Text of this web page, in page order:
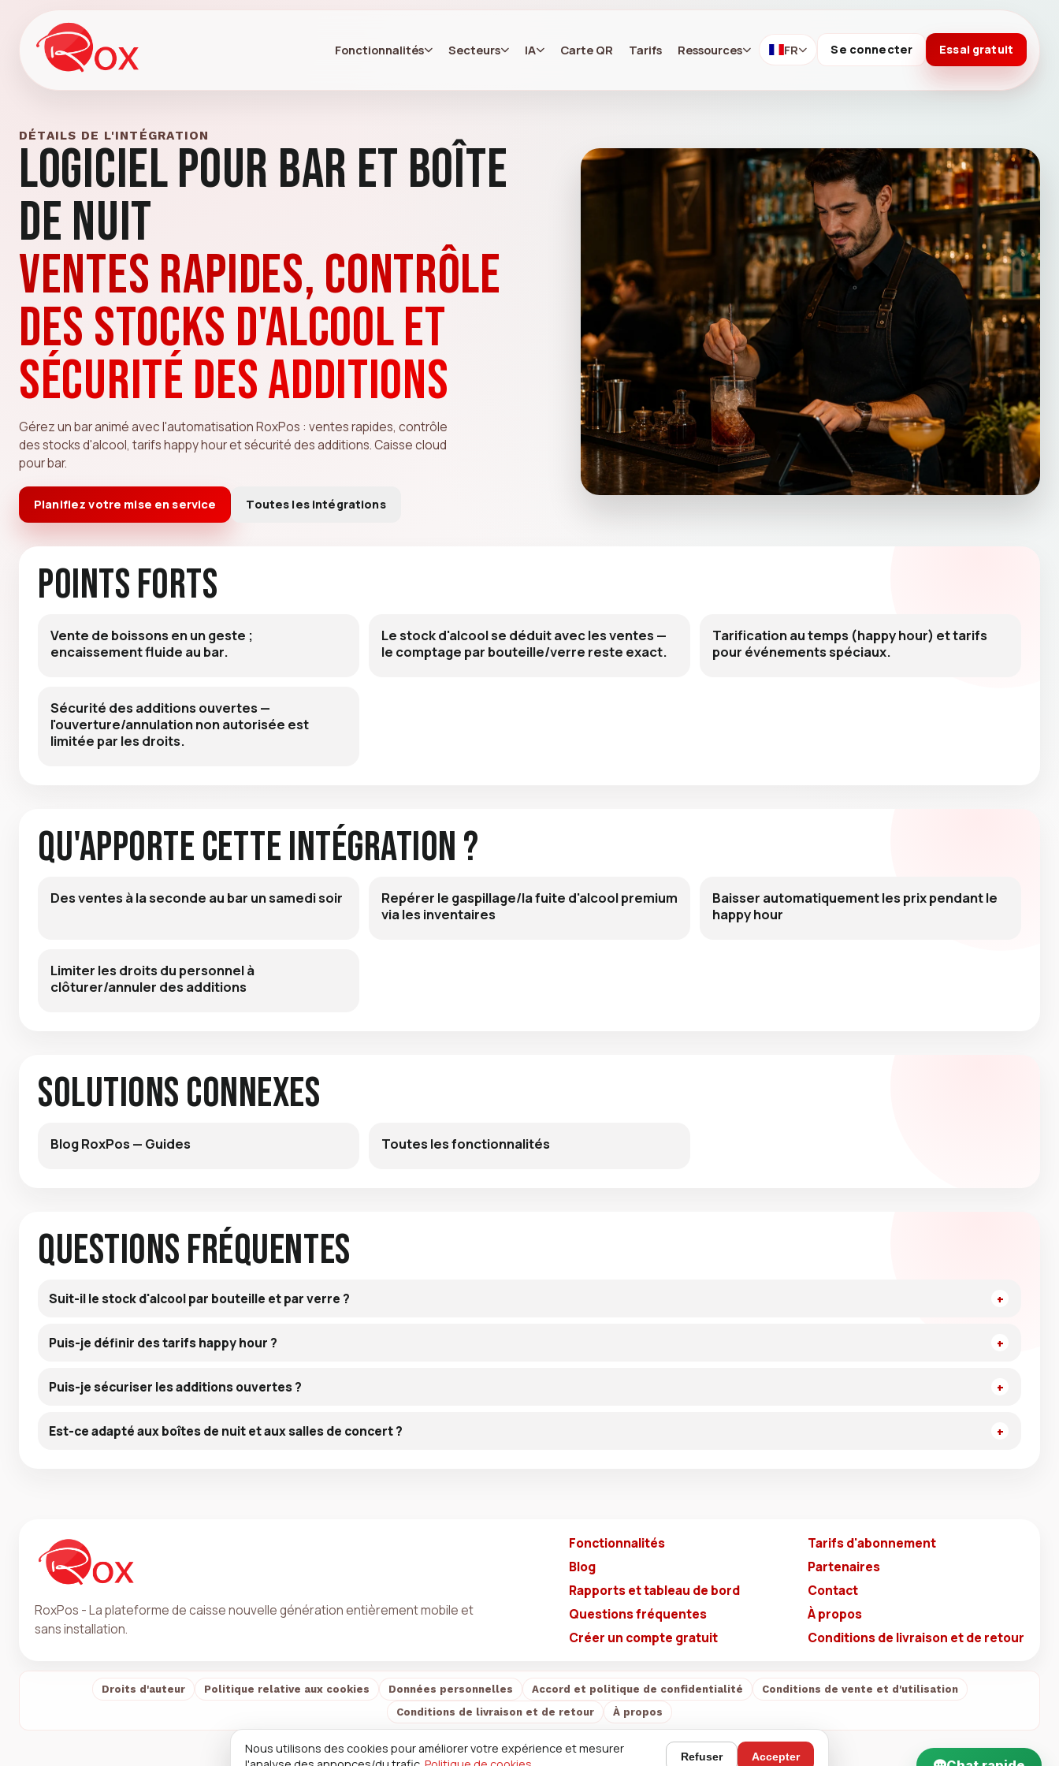
Fonctionnalités Secteurs IA Carte QR Tarifs Ressources FR Se connecter Essai gratuit
DÉTAILS DE L'INTÉGRATION
Logiciel pour bar et boîte
de nuit
Ventes rapides, contrôle
des stocks d'alcool et
sécurité des additions
Gérez un bar animé avec l'automatisation RoxPos : ventes rapides, contrôle
des stocks d'alcool, tarifs happy hour et sécurité des additions. Caisse cloud
pour bar.
Planifiez votre mise en service Toutes les intégrations
Points forts
Vente de boissons en un geste ;
encaissement fluide au bar.
Le stock d'alcool se déduit avec les ventes —
le comptage par bouteille/verre reste exact.
Tarification au temps (happy hour) et tarifs
pour événements spéciaux.
Sécurité des additions ouvertes —
l'ouverture/annulation non autorisée est
limitée par les droits.
Qu'apporte cette intégration ?
Des ventes à la seconde au bar un samedi soir
Repérer le gaspillage/la fuite d'alcool premium
via les inventaires
Baisser automatiquement les prix pendant le
happy hour
Limiter les droits du personnel à
clôturer/annuler des additions
Solutions connexes
Blog RoxPos — Guides Toutes les fonctionnalités
Questions fréquentes
Suit-il le stock d'alcool par bouteille et par verre ?
Puis-je définir des tarifs happy hour ?
Puis-je sécuriser les additions ouvertes ?
Est-ce adapté aux boîtes de nuit et aux salles de concert ?
RoxPos - La plateforme de caisse nouvelle génération entièrement mobile et
sans installation.
Fonctionnalités
Blog
Rapports et tableau de bord
Questions fréquentes
Créer un compte gratuit
Tarifs d'abonnement
Partenaires
Contact
À propos
Conditions de livraison et de retour
Droits d'auteur Politique relative aux cookies Données personnelles Accord et politique de confidentialité
Conditions de vente et d'utilisation
Conditions de livraison et de retour
À propos
Nous utilisons des cookies pour améliorer votre expérience et mesurer
Refuser Accepter